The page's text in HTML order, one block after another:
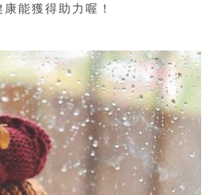
能獲得助力喔！